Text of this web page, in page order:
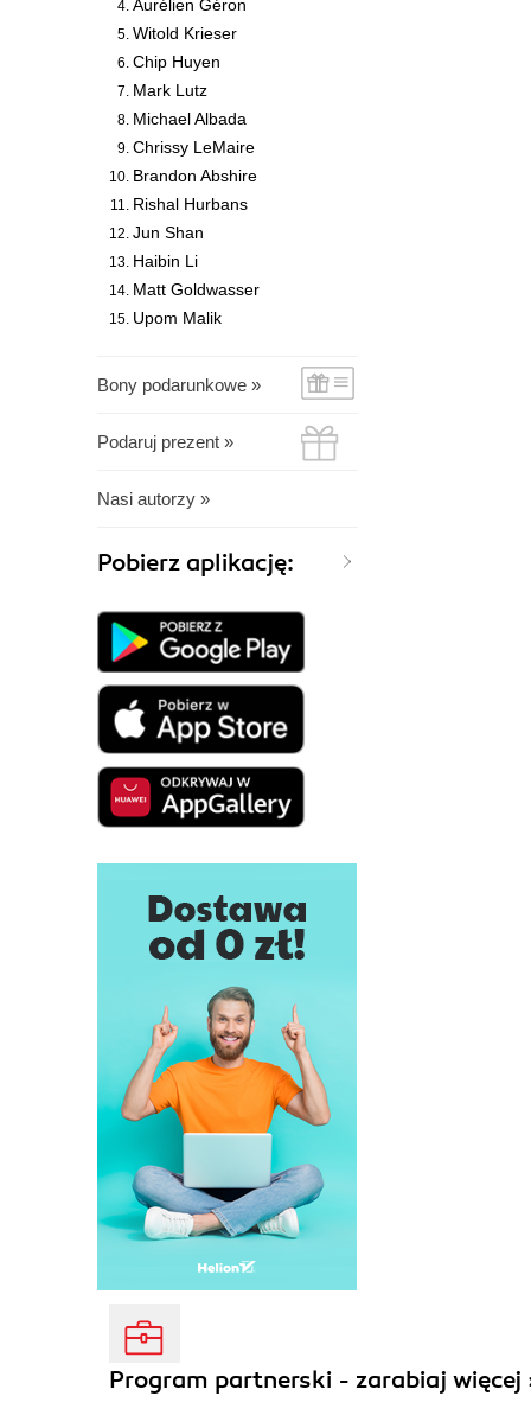
Aurélien Géron
Witold Krieser
Chip Huyen
Mark Lutz
Michael Albada
Chrissy LeMaire
Brandon Abshire
Rishal Hurbans
Jun Shan
Haibin Li
Matt Goldwasser
Upom Malik
Bony podarunkowe »
Podaruj prezent »
Nasi autorzy »
Pobierz aplikację:
Program partnerski - zarabiaj więcej